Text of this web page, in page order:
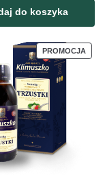
do koszyka
PROMOCJA